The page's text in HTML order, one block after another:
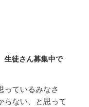
生徒さん募集中で
っているみなさ
らない、と思って